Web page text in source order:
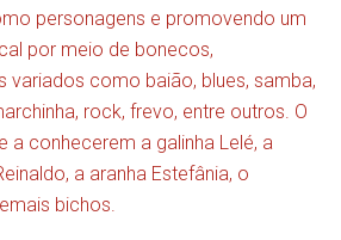
personagens e promovendo um
por meio de bonecos,
variados como baião, blues, samba,
rock, frevo, entre outros. O
a conhecerem a galinha Lelé, a
a aranha Estefânia, o
bichos.